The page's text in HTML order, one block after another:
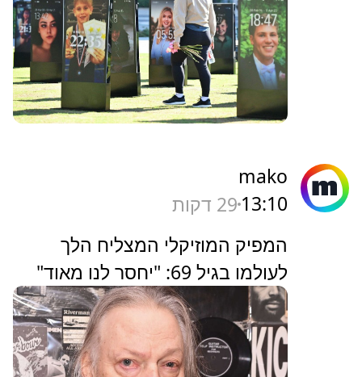
mako
13:10 29 דקות
המפיק המוזיקלי המצליח הלך
לעולמו בגיל 69: "יחסר לנו מאוד"